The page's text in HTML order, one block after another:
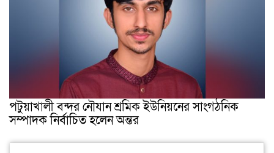
পটুয়াখালী বন্দর নৌযান শ্রমিক ইউনিয়নের সাংগঠনিক
সম্পাদক নির্বাচিত হলেন অন্তর